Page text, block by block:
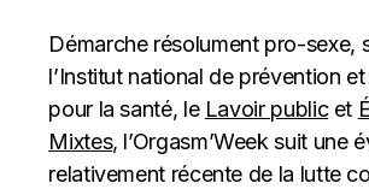
Démarche résolument pro-sexe,
l’Institut national de prévention et
pour la santé, le Lavoir publicet
Mixtes, l’Orgasm’Week suit une
relativement récente de la lutte